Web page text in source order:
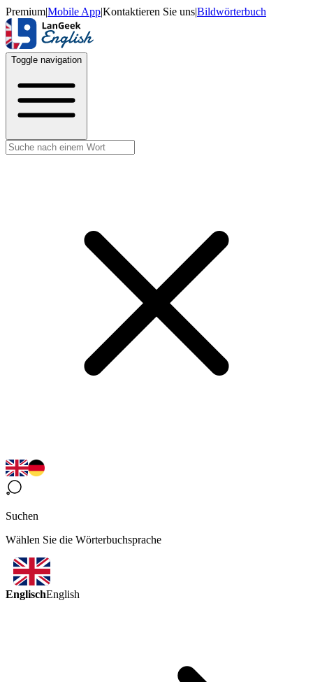
Premium|Mobile App|Kontaktieren Sie uns|Bildwörterbuch
Toggle navigation
Suchen
Wählen Sie die Wörterbuchsprache
EnglischEnglish